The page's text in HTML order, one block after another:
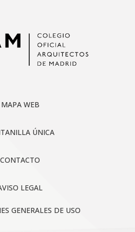
MAPA WEB
ÚNICA
CONTACTO
LEGAL
GENERALES DE USO